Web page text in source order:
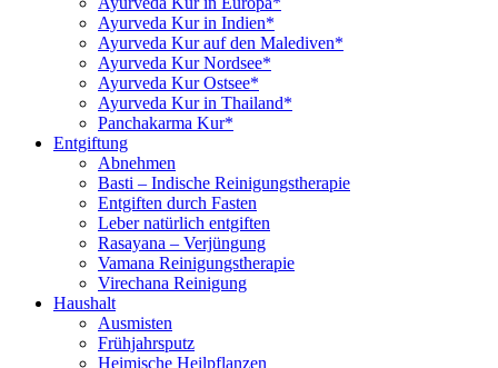
Ayurveda Kur in Indien*
Ayurveda Kur auf den Malediven*
Ayurveda Kur Nordsee*
Ayurveda Kur Ostsee*
Ayurveda Kur in Thailand*
Panchakarma Kur*
Entgiftung
Abnehmen
Basti – Indische Reinigungstherapie
Entgiften durch Fasten
Leber natürlich entgiften
Rasayana – Verjüngung
Vamana Reinigungstherapie
Virechana Reinigung
Haushalt
Ausmisten
Frühjahrsputz
Heimische Heilpflanzen